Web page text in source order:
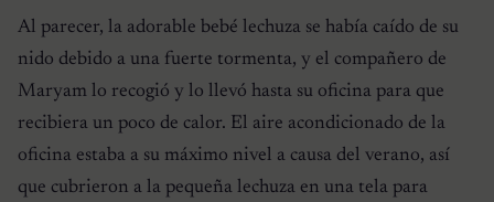
Al parecer, la adorable bebé lechuza se había caído de su
nido debido a una fuerte tormenta, y el compañero de
Maryam lo recogió y lo llevó hasta su oficina para que
recibiera un poco de calor. El aire acondicionado de la
oficina estaba a su máximo nivel a causa del verano, así
que cubrieron a la pequeña lechuza en una tela para